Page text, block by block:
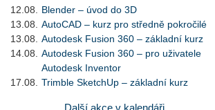
12.08.
Blender – úvod do 3D
13.08.
AutoCAD – kurz pro středně pokročilé
13.08.
Autodesk Fusion 360 – základní kurz
14.08.
Autodesk Fusion 360 – pro uživatele
Autodesk Inventor
17.08.
Trimble SketchUp – základní kurz
Další akce v kalendáři